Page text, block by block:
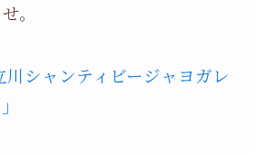
。
シャンティビージャヨガレ